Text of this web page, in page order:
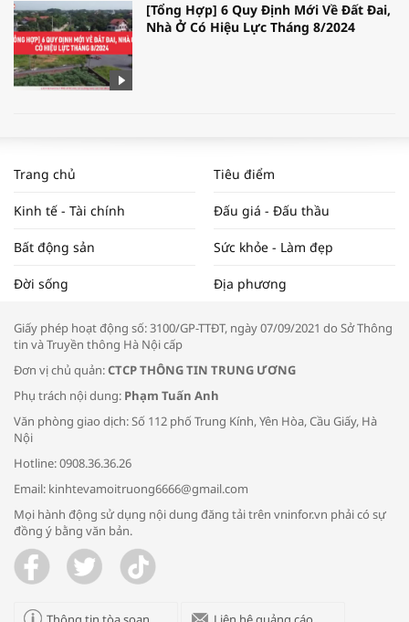
[Tổng Hợp] 6 Quy Định Mới Về Đất Đai,
Nhà Ở Có Hiệu Lực Tháng 8/2024
NAM NĂM 2024 VÀ NĂM 2025 | NHỊP
ĐẬP THỊ TRƯỜNG #62
Tọa đàm “Xúc tiến thương mại: Khơi
Bác sĩ tư vấn cách phòng tránh bệnh
đường hô hấp trong thời tiết giao mùa
Trao yêu thương cho em
Trang chủ Tiêu điểm
Kinh tế - Tài chính Đấu giá - Đấu thầu
Bất động sản Sức khỏe - Làm đẹp
Đời sống Địa phương
Giấy phép hoạt động số: 3100/GP-TTĐT, ngày 07/09/2021 do Sở Thông
tin và Truyền thông Hà Nội cấp
Đơn vị chủ quản:CTCP THÔNG TIN TRUNG ƯƠNG
Phụ trách nội dung: Phạm Tuấn Anh
Văn phòng giao dịch: Số 112 phố Trung Kính, Yên Hòa, Cầu Giấy, Hà
Nội
Hotline: 0908.36.36.26
Email: kinhtevamoitruong6666@gmail.com
Mọi hành động sử dụng nội dung đăng tải trên vninfor.vn phải có sự
đồng ý bằng văn bản.